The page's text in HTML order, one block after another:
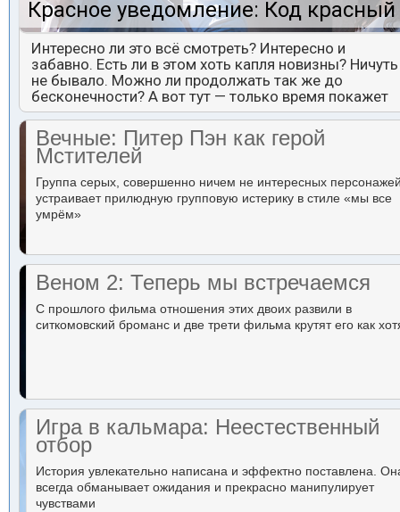
Красное уведомление: Код красный
Интересно ли это всё смотреть? Интересно и
забавно. Есть ли в этом хоть капля новизны? Ничуть
не бывало. Можно ли продолжать так же до
бесконечности? А вот тут — только время покажет
Вечные: Питер Пэн как герой
Мстителей
Группа серых, совершенно ничем не интересных
устраивает прилюдную групповую истерику в стиле «мы все
умрём»
Веном 2: Теперь мы встречаемся
С прошлого фильма отношения этих двоих развили в
ситкомовский броманс и две трети фильма крутят его как
Игра в кальмара: Неестественный
отбор
История увлекательно написана и эффектно поставлена.
всегда обманывает ожидания и прекрасно манипулирует
чувствами